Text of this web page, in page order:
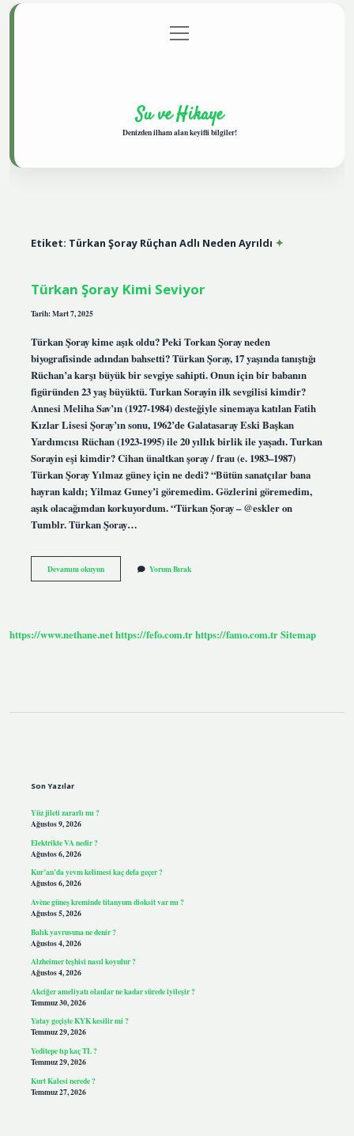
Gizlilik Politikası
menüyü
aç
Su ve Hikaye
Denizden ilham alan keyifli bilgiler!
Etiket: Türkan Şoray Rüçhan Adlı Neden Ayrıldı
Türkan Şoray Kimi Seviyor
Tarih: Mart 7, 2025
Türkan Şoray kime aşık oldu? Peki Torkan Şoray neden
biyografisinde adından bahsetti? Türkan Şoray, 17 yaşında tanıştığı
Rüchan’a karşı büyük bir sevgiye sahipti. Onun için bir babanın
figüründen 23 yaş büyüktü. Turkan Sorayin ilk sevgilisi kimdir?
Annesi Meliha Sav’ın (1927-1984) desteğiyle sinemaya katılan Fatih
Kızlar Lisesi Şoray’ın sonu, 1962’de Galatasaray Eski Başkan
Yardımcısı Rüchan (1923-1995) ile 20 yıllık birlik ile yaşadı. Turkan
Sorayin eşi kimdir? Cihan ünaltkan şoray / frau (e. 1983–1987)
Türkan Şoray Yılmaz güney için ne dedi? “Bütün sanatçılar bana
hayran kaldı; Yilmaz Guney’i göremedim. Gözlerini göremedim,
aşık olacağımdan korkuyordum. “Türkan Şoray – @eskler on
Tumblr. Türkan Şoray…
Devamını okuyunTürkan
Şoray
Yorum Bırak
https://www.nethane.nethttps://fefo.com.trhttps://famo.com.trSitemap
Son Yazılar
Yüz jileti zararlı mı ?
Ağustos 9, 2026
Elektrikte VA nedir ?
Ağustos 6, 2026
Kur’an’da yevm kelimesi kaç defa geçer ?
Ağustos 6, 2026
Avène güneş kreminde titanyum dioksit var mı ?
Ağustos 5, 2026
Balık yavrusuna ne denir ?
Ağustos 4, 2026
Alzheimer teşhisi nasıl koyulur ?
Ağustos 4, 2026
Akciğer ameliyatı olanlar ne kadar sürede iyileşir ?
Temmuz 30, 2026
Yatay geçişte KYK kesilir mi ?
Temmuz 29, 2026
Yeditepe tıp kaç TL ?
Temmuz 29, 2026
Kurt Kalesi nerede ?
Temmuz 27, 2026